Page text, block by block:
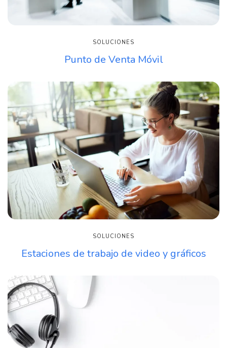
SOLUCIONES
Punto de Venta Móvil
SOLUCIONES
Estaciones de trabajo de video y gráficos